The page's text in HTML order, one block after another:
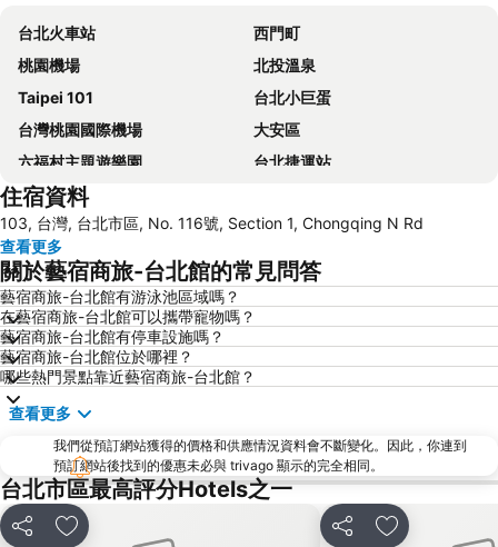
台北火車站
西門町
桃園機場
北投溫泉
Taipei 101
台北小巨蛋
台灣桃園國際機場
大安區
六福村主題遊樂園
台北捷運站
桃園高鐵站
新北投
烏來溫泉
陽明山
捷運中山站
捷運忠孝敦化站
大安森林公園
捷運忠孝復興站
內湖區
士林夜市
礁溪車站
桃園火車站
九份
台北世貿中心
台北市政府
羅東夜市
台北東區
饒河街觀光夜市
南港站覽館
住宿資料
103, 台灣, 台北市區, No. 116號, Section 1, Chongqing N Rd
查看更多
關於藝宿商旅-台北館的常見問答
藝宿商旅-台北館有游泳池區域嗎？
在藝宿商旅-台北館可以攜帶寵物嗎？
藝宿商旅-台北館有停車設施嗎？
藝宿商旅-台北館位於哪裡？
哪些熱門景點靠近藝宿商旅-台北館？
查看更多
我們從預訂網站獲得的價格和供應情況資料會不斷變化。因此，你連到
預訂網站後找到的優惠未必與 trivago 顯示的完全相同。
台北市區最高評分Hotels之一
分享 放到收藏夾 分享 放到收藏夾